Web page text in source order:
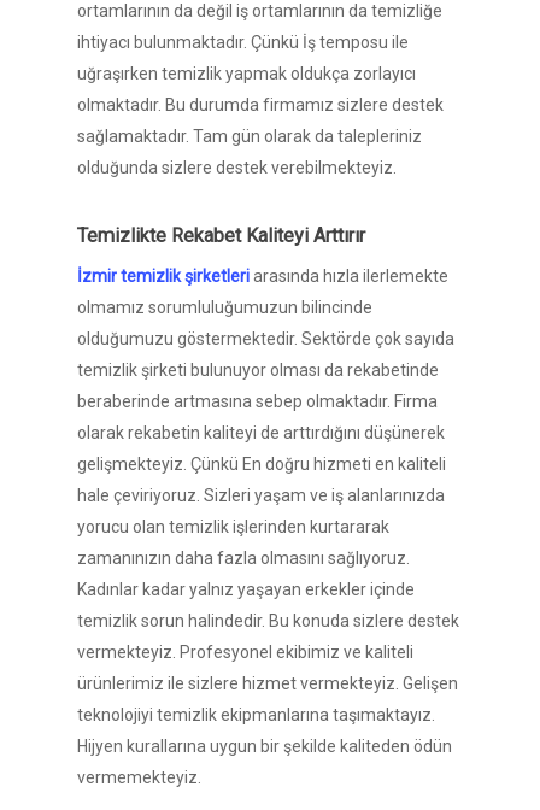
ortamlarının da değil iş ortamlarının da temizliğe
ihtiyacı bulunmaktadır. Çünkü İş temposu ile
uğraşırken temizlik yapmak oldukça zorlayıcı
olmaktadır. Bu durumda firmamız sizlere destek
sağlamaktadır. Tam gün olarak da talepleriniz
olduğunda sizlere destek verebilmekteyiz.
Temizlikte Rekabet Kaliteyi Arttırır
İzmir temizlik şirketleriarasında hızla ilerlemekte
olmamız sorumluluğumuzun bilincinde
olduğumuzu göstermektedir. Sektörde çok sayıda
temizlik şirketi bulunuyor olması da rekabetinde
beraberinde artmasına sebep olmaktadır. Firma
olarak rekabetin kaliteyi de arttırdığını düşünerek
gelişmekteyiz. Çünkü En doğru hizmeti en kaliteli
hale çeviriyoruz. Sizleri yaşam ve iş alanlarınızda
yorucu olan temizlik işlerinden kurtararak
zamanınızın daha fazla olmasını sağlıyoruz.
Kadınlar kadar yalnız yaşayan erkekler içinde
temizlik sorun halindedir. Bu konuda sizlere destek
vermekteyiz. Profesyonel ekibimiz ve kaliteli
ürünlerimiz ile sizlere hizmet vermekteyiz. Gelişen
teknolojiyi temizlik ekipmanlarına taşımaktayız.
Hijyen kurallarına uygun bir şekilde kaliteden ödün
vermemekteyiz.